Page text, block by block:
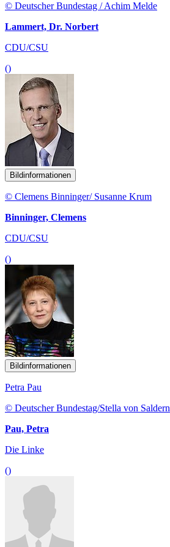
© Deutscher Bundestag / Achim Melde
Lammert, Dr. Norbert
CDU/CSU
()
Bildinformationen
© Clemens Binninger/ Susanne Krum
Binninger, Clemens
CDU/CSU
()
Bildinformationen
Petra Pau
© Deutscher Bundestag/Stella von Saldern
Pau, Petra
Die Linke
()